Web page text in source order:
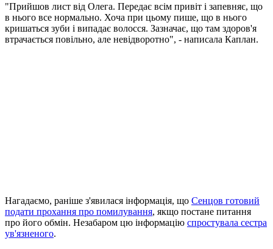
"Прийшов лист від Олега. Передає всім привіт і запевняє, що
в нього все нормально. Хоча при цьому пише, що в нього
кришаться зуби і випадає волосся. Зазначає, що там здоров'я
втрачається повільно, але невідворотно", - написала Каплан.
Нагадаємо, раніше з'явилася інформація, що Сенцов готовий
подати прохання про помилування, якщо постане питання
про його обмін. Незабаром цю інформацію спростувала сестра
ув'язненого.